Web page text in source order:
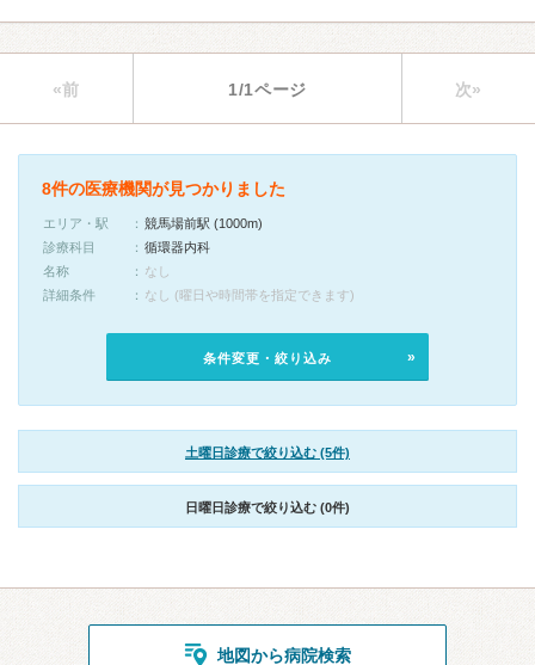
«前 1/1ページ 次»
8件の医療機関が見つかりました
エリア・駅
競馬場前駅 (1000m)
診療科目
循環器内科
名称
なし
詳細条件
なし (曜日や時間帯を指定できます)
条件変更・絞り込み
土曜日診療で絞り込む (5件)
日曜日診療で絞り込む (0件)
地図から病院検索